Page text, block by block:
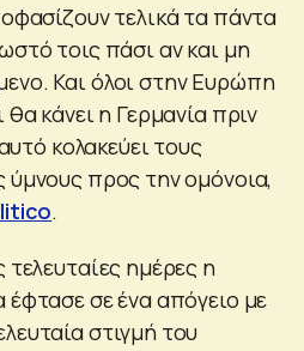
τελικά τα πάντα
τοις πάσι αν και μη
Και όλοι στην Ευρώπη
κάνει η Γερμανία πριν
κολακεύει τους
προς την ομόνοια,
.
τελευταίες ημέρες η
έφτασε σε ένα απόγειο με
στιγμή του